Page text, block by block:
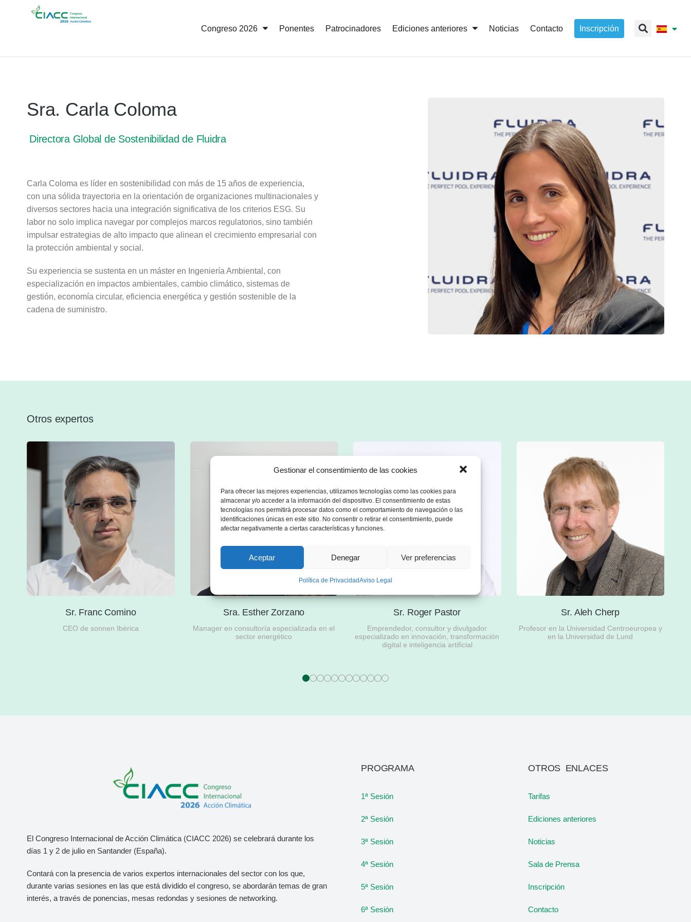
Gestionar el consentimiento de las cookies
Para ofrecer las mejores experiencias, utilizamos tecnologías como las cookies para
almacenar y/o acceder a la información del dispositivo. El consentimiento de estas
tecnologías nos permitirá procesar datos como el comportamiento de navegación o las
identificaciones únicas en este sitio. No consentir o retirar el consentimiento, puede
afectar negativamente a ciertas características y funciones.
Aceptar Denegar Ver preferencias
Política de PrivacidadAviso Legal
Congreso 2026 Ponentes Patrocinadores Ediciones anteriores Noticias Contacto Inscripción
Sra. Carla Coloma
Directora Global de Sostenibilidad de Fluidra
Carla Coloma es líder en sostenibilidad con más de 15 años de experiencia,
con una sólida trayectoria en la orientación de organizaciones multinacionales y
diversos sectores hacia una integración significativa de los criterios ESG. Su
labor no solo implica navegar por complejos marcos regulatorios, sino también
impulsar estrategias de alto impacto que alinean el crecimiento empresarial con
la protección ambiental y social.
Su experiencia se sustenta en un máster en Ingeniería Ambiental, con
especialización en impactos ambientales, cambio climático, sistemas de
gestión, economía circular, eficiencia energética y gestión sostenible de la
cadena de suministro.
Otros expertos
Sr. Franc Comino
CEO de sonnen Ibérica
Sra. Esther Zorzano
Manager en consultoría especializada en el
sector energético
Sr. Roger Pastor
Emprendedor, consultor y divulgador
especializado en innovación, transformación
digital e inteligencia artificial
Sr. Aleh Cherp
Profesor en la Universidad Centroeuropea y
en la Universidad de Lund
El Congreso Internacional de Acción Climática (CIACC 2026) se celebrará durante los
días 1 y 2 de julio en Santander (España).
Contará con la presencia de varios expertos internacionales del sector con los que,
durante varias sesiones en las que está dividido el congreso, se abordarán temas de gran
interés, a través de ponencias, mesas redondas y sesiones de networking.
PROGRAMA
1ª Sesión
2ª Sesión
3ª Sesión
4ª Sesión
5ª Sesión
6ª Sesión
OTROS ENLACES
Tarifas
Ediciones anteriores
Noticias
Sala de Prensa
Inscripción
Contacto